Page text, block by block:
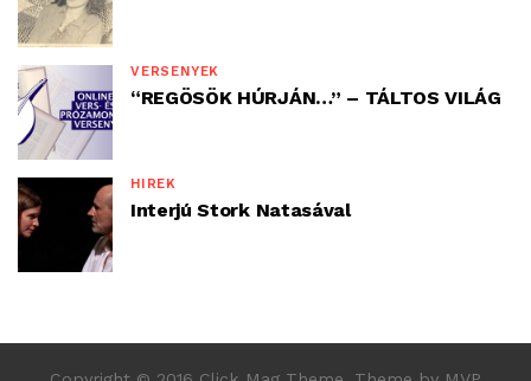
VERSENYEK
“REGÖSÖK HÚRJÁN…” – TÁLTOS VILÁG
HÍREK
Interjú Stork Natasával